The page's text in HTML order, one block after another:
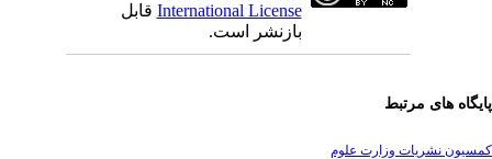
International Licenseقابل
بازنشر است.
های مرتبط
نشریات وزارت علوم